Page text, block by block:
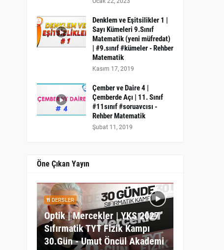
Denklem ve Eşitsilikler 1 |
Sayı Kümeleri 9.Sınıf
Matematik (yeni müfredat)
| #9.sınıf #kümeler - Rehber
Matematik
Kasım 17, 2019
Çember ve Daire 4 |
Çemberde Açı | 11. Sınıf
#11sınıf #soruavcısı -
Rehber Matematik
Şubat 11, 2019
Öne Çıkan Yayın
DERSLER
Optik | Mercekler | YKS 2027
Sıfırmatik TYT Fizik Kampı
30.Gün - Umut Öncül Akademi